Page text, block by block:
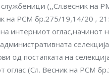
(,,Сл.весник на
на РСМ бр.275/19,14/20 ,
интерниот оглас,начинот
од постапката на
оглас (Сл. Весник на РСМ